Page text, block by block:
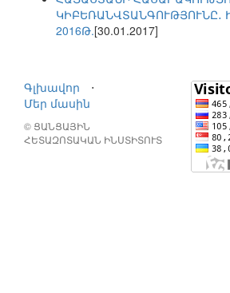
ԿԻԲԵՌԱՆՎՏԱՆԳՈՒԹՅՈՒՆԸ․
2016Թ.[30.01.2017]
Գլխավոր
⋅
Մեր մասին
© ՑԱՆՑԱՅԻՆ
ՀԵՏԱԶՈՏԱԿԱՆ ԻՆՍՏԻՏՈՒՏ